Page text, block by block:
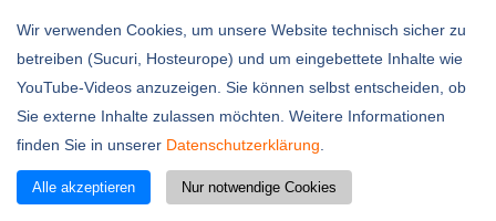
Wir verwenden Cookies, um unsere Website technisch sicher zu
betreiben (Sucuri, Hosteurope) und um eingebettete Inhalte wie
YouTube-Videos anzuzeigen. Sie können selbst entscheiden, ob
Sie externe Inhalte zulassen möchten. Weitere Informationen
finden Sie in unserer Datenschutzerklärung
Alle akzeptieren Nur notwendige Cookies
Vorlesetheater entführt Esra ihre kleinen und...
weiterlesen
Plauderbank ist ein Symbol für Offenheit und
Einladung
30.07.2026 / 14:04 Uhr